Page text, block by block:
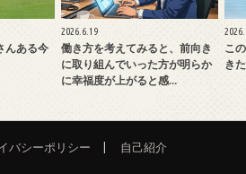
んある今
2026.6.19
働き方を考えてみると、前向き
に取り組んでいった方が明らか
に幸福度が上がると感…
こ
き
バシーポリシー 自己紹介